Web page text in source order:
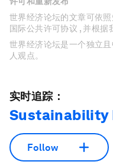
世界经济论坛的文章可依
国际公共许可协议 , 并根据
世界经济论坛是一个独立
人观点。
实时追踪：
Sustainability
Follow